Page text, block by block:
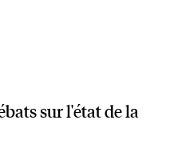
sur l'état de la